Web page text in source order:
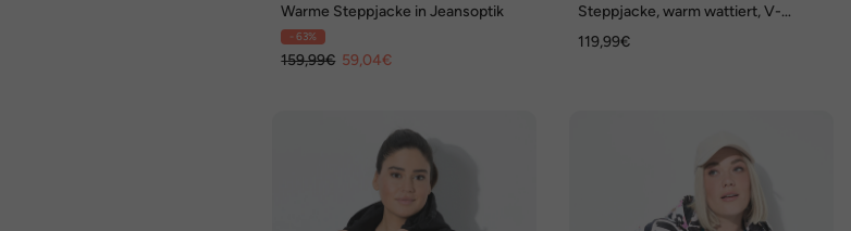
Warme Steppjacke in Jeansoptik
- 63%
159,99€ 59,04€
Steppjacke, warm wattiert, V-
119,99€